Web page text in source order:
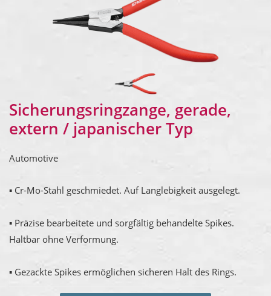
Sicherungsringzange, gerade,
extern / japanischer Typ
Automotive
▪ Cr-Mo-Stahl geschmiedet. Auf Langlebigkeit ausgelegt.
▪ Präzise bearbeitete und sorgfältig behandelte Spikes.
Haltbar ohne Verformung.
▪ Gezackte Spikes ermöglichen sicheren Halt des Rings.